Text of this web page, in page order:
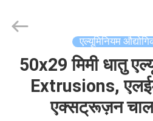
Rights
एल्यूमिनियम
50x29 मिमी धातु
Extrusions,
एक्सट्रूज़न